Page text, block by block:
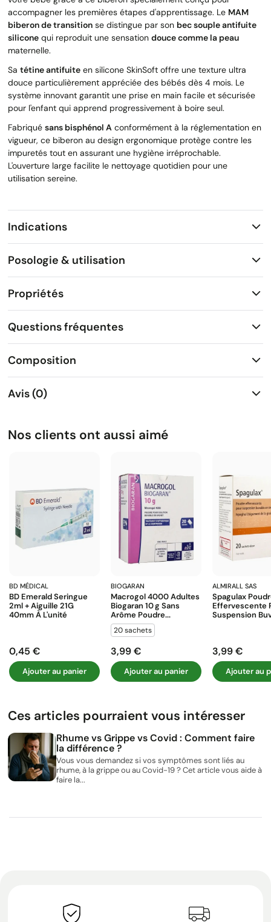
accompagner les premières étapes d'apprentissage. Le MAM
biberon de transition se distingue par son bec souple antifuite
silicone qui reproduit une sensation douce comme la peau
maternelle.
Sa tétine antifuite en silicone SkinSoft offre une texture ultra
douce particulièrement appréciée des bébés dès 4 mois. Le
système innovant garantit une prise en main facile et sécurisée
pour l'enfant qui apprend progressivement à boire seul.
Fabriqué sans bisphénol A conformément à la réglementation en
vigueur, ce biberon au design ergonomique protège contre les
impuretés tout en assurant une hygiène irréprochable.
L'ouverture large facilite le nettoyage quotidien pour une
utilisation sereine.
Indications
Posologie & utilisation
Propriétés
Questions fréquentes
Composition
Avis (0)
Nos clients ont aussi aimé
BD MÉDICAL
BD Emerald Seringue
2ml + Aiguille 21G
40mm À L'unité
Prix
0,45 €
Ajouter au panier
BIOGARAN
Macrogol 4000 Adultes
Biogaran 10 G Sans
Arôme Poudre...
20 sachets
Prix
3,99 €
Ajouter au panier
ALMIRALL SAS
Spagulax
Effervescente
Suspension
Prix
3,99 €
Ajouter au
Ces articles pourraient vous intéresser
Rhume vs Grippe vs Covid : Comment faire
la différence ?
Vous vous demandez si vos symptômes sont liés au
rhume, à la grippe ou au Covid-19 ? Cet article vous aide à
faire la...